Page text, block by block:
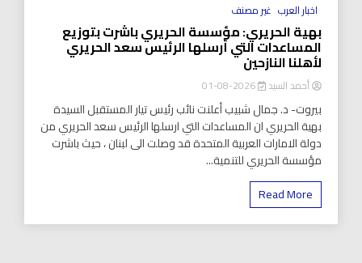
اخبار العرب غير مصنف
بهية الحريري: مؤسسة الحريري باشرت بتوزيع
المساعدات التي أرسلها الرئيس سعد الحريري
لأهلنا النازحين
أحمد السيد 2026-08-01
بيروت- د. جمال شبيب أعلنت نائب رئيس تيار المستقبل السيدة
بهية الحريري ان المساعدات التي ارسلها الرئيس سعد الحريري من
دولة الامارات العربية المتحدة قد وصلت الى لبنان ، حيث باشرت
مؤسسة الحريري للتنمية...
Read More